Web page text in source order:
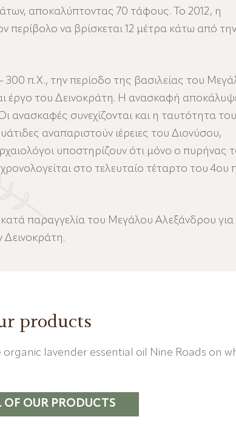
αποκαλύπτοντας 70 τάφους. Το 2012, η
περίβολο να βρίσκεται 12 μέτρα κάτω από την
π.Χ., την περίοδο της βασιλείας του
έργο του Δεινοκράτη. Η ανασκαφή
ανασκαφές συνεχίζονται και η ταυτότητα του
αναπαριστούν ιέρειες του Διονύσου,
υποστηρίζουν ότι μόνο ο πυρήνας
στο τελευταίο τέταρτο του 4ου
παραγγελία του Μεγάλου Αλεξάνδρου για
Δεινοκράτη.
products
lavender essential oil Nine Roads on
OF OUR PRODUCTS